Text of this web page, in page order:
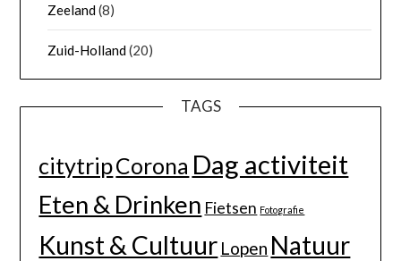
Zeeland(8)
Zuid-Holland(20)
TAGS
citytripCorona Dag activiteit
Eten & Drinken Fietsen Fotografie
Kunst & Cultuur Lopen Natuur